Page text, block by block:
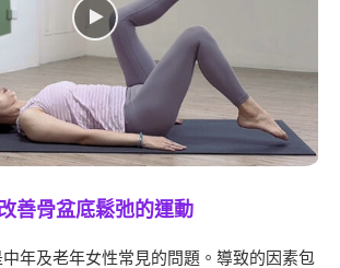
善骨盆底鬆弛的運動
年及老年女性常見的問題。導致的因素包